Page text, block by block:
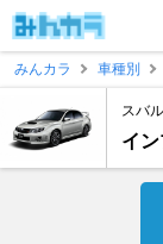
みんカラ
車種別
スバル
イ